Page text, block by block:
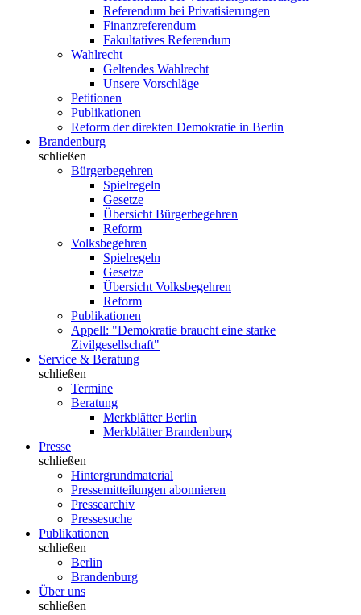
Referendum bei Privatisierungen
Finanzreferendum
Fakultatives Referendum
Wahlrecht
Geltendes Wahlrecht
Unsere Vorschläge
Petitionen
Publikationen
Reform der direkten Demokratie in Berlin
Brandenburg
schließen
Bürgerbegehren
Spielregeln
Gesetze
Übersicht Bürgerbegehren
Reform
Volksbegehren
Spielregeln
Gesetze
Übersicht Volksbegehren
Reform
Publikationen
Appell: "Demokratie braucht eine starke
Zivilgesellschaft"
Service & Beratung
schließen
Termine
Beratung
Merkblätter Berlin
Merkblätter Brandenburg
Presse
schließen
Hintergrundmaterial
Pressemitteilungen abonnieren
Pressearchiv
Pressesuche
Publikationen
schließen
Berlin
Brandenburg
Über uns
schließen